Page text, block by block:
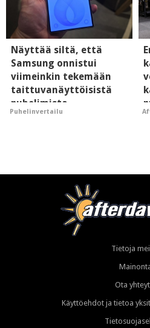
Näyttää siltä, että
Samsung onnistui
viimeinkin tekemään
taittuvanäyttöisistä
puhelimista
supersuosittuja
Puhelinvertailu
Tietoja
Ota
Käyttöehdot ja tietoa